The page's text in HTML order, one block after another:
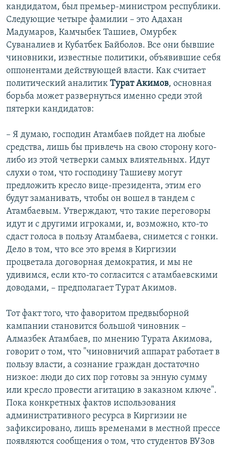
кандидатом, был премьер-министром республики.
Следующие четыре фамилии – это Адахан
Мадумаров, Камчыбек Ташиев, Омурбек
Суваналиев и Кубатбек Байболов. Все они бывшие
чиновники, известные политики, объявившие себя
оппонентами действующей власти. Как считает
политический аналитик Турат Акимов, основная
борьба может развернуться именно среди этой
пятерки кандидатов:
– Я думаю, господин Атамбаев пойдет на любые
средства, лишь бы привлечь на свою сторону кого-
либо из этой четверки самых влиятельных. Идут
слухи о том, что господину Ташиеву могут
предложить кресло вице-президента, этим его
будут заманивать, чтобы он вошел в тандем с
Атамбаевым. Утверждают, что такие переговоры
идут и с другими игроками, и, возможно, кто-то
сдаст голоса в пользу Атамбаева, снимется с гонки.
Дело в том, что все это время в Киргизии
процветала договорная демократия, и мы не
удивимся, если кто-то согласится с атамбаевскими
доводами, – предполагает Турат Акимов.
Тот факт того, что фаворитом предвыборной
кампании становится большой чиновник –
Алмазбек Атамбаев, по мнению Турата Акимова,
говорит о том, что "чиновничий аппарат работает в
пользу власти, а сознание граждан достаточно
низкое: люди до сих пор готовы за энную сумму
или кресло провести агитацию в заказном ключе".
Пока конкретных фактов использования
административного ресурса в Киргизии не
зафиксировано, лишь временами в местной прессе
появляются сообщения о том, что студентов ВУЗов